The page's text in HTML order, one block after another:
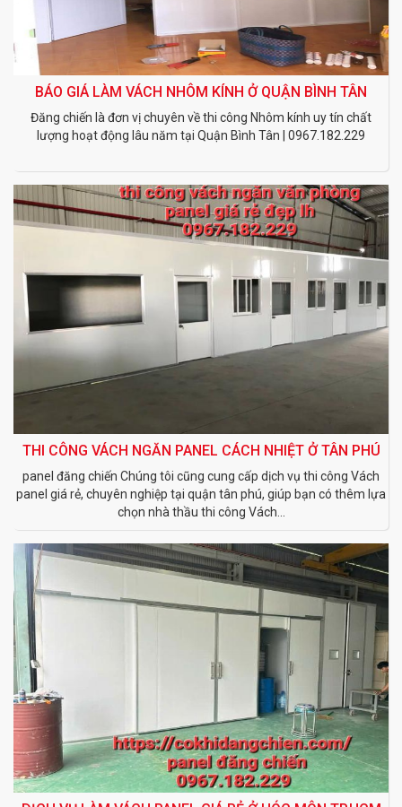
BÁO GIÁ LÀM VÁCH NHÔM KÍNH Ở QUẬN BÌNH TÂN
Đăng chiến là đơn vị chuyên về thi công Nhôm kính uy tín chất
lượng hoạt động lâu năm tại Quận Bình Tân | 0967.182.229
THI CÔNG VÁCH NGĂN PANEL CÁCH NHIỆT Ở TÂN PHÚ
panel đăng chiến Chúng tôi cũng cung cấp dịch vụ thi công Vách
panel giá rẻ, chuyên nghiệp tại quận tân phú, giúp bạn có thêm lựa
chọn nhà thầu thi công Vách...